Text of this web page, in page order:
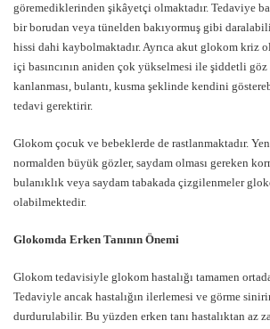
göremediklerinden şikâyetçi olmaktadır. Tedaviye
bir borudan veya tünelden bakıyormuş gibi
hissi dahi kaybolmaktadır. Ayrıca akut glokom kriz
içi basıncının aniden çok yükselmesi ile şiddetli göz
kanlanması, bulantı, kusma şeklinde kendini
tedavi gerektirir.
Glokom çocuk ve bebeklerde de rastlanmaktadır.
normalden büyük gözler, saydam olması gereken
bulanıklık veya saydam tabakada çizgilenmeler
olabilmektedir.
Glokomda Erken Tanının Önemi
Glokom tedavisiyle glokom hastalığı tamamen
Tedaviyle ancak hastalığın ilerlemesi ve görme
durdurulabilir. Bu yüzden erken tanı hastalıktan az